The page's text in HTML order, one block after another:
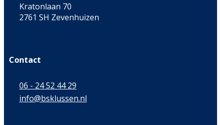
Kratonlaan 70
2761 SH Zevenhuizen
Contact
06 - 24 52 44 29
info@bsklussen.nl